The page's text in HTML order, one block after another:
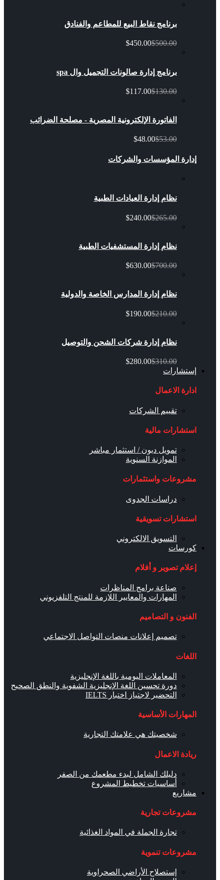
برنامج نقاط البيع للمطاعم والفنادق
$450.00$500.00
برنامج إدارة صالونات التجميل وال spa
$117.00$130.00
الفاتورة الإلكترونية المصرية - مصلحة الضرائب
$48.00$53.00
إدارة المؤسسات والشركات
نظام إدارة العيادات الطبية
$240.00$265.00
نظام إدارة المستشفيات الطبية
$630.00$700.00
نظام إدارة المدارس الخاصة والدولية
$190.00$210.00
نظام إدارة شركات الشحن والتوصيل
$280.00$310.00
إستشارات
ادارة الاعمال
تقييم الشركات
استشارات مالية
تمويل ديون / استثمار مباشر
الموازنة السنوية
مشروعات واستثمارات
دراسات الجدوى
استشارات تسويقية
التسويق الالكتروني
كورسات
إعلام تصوير و أفلام
صناعة برامج المناظرات
المهارات والمعايير اللازمة للمنتج التلفزيوني
الفنون و التصاميم
تصميم إعلانات منصات التواصل الاجتماعي
اللغات
المعاملات اليومية باللغة الإنجليزية
دورة تحسين اللغة الإنجليزية الشفوية والنطق الصحيح
التحضير لاجتياز اختبار IELTS
المهارات الأساسية
شخصيتك هي علامتك التجارية
ريادة الاعمال
دليلك الشامل لبدء مطعمك من الصفر
أساسيات تخطيط المشروع
مشاريع
مشروعات تجارية
تجارة الجملة في المواد الغذائية
مشروعات تنموية
إستصلاح الأراضي الصحراوية